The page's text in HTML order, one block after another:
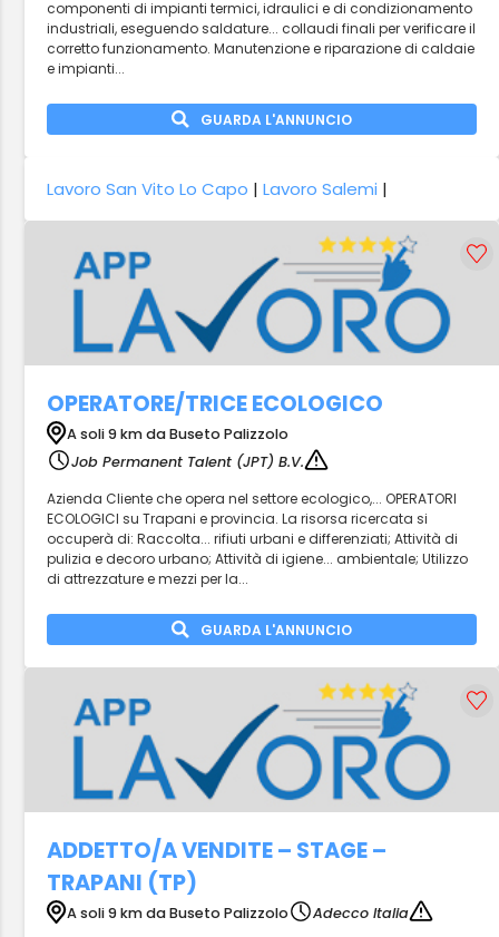
componenti di impianti termici, idraulici e di condizionamento
industriali, eseguendo saldature... collaudi finali per verificare il
corretto funzionamento. Manutenzione e riparazione di caldaie
e impianti...
GUARDA L'ANNUNCIO
Lavoro San Vito Lo Capo |Lavoro Salemi |
OPERATORE/TRICE ECOLOGICO
A soli 9 km da Buseto Palizzolo
Job Permanent Talent (JPT) B.V.
Azienda Cliente che opera nel settore ecologico,... OPERATORI
ECOLOGICI su Trapani e provincia. La risorsa ricercata si
occuperà di: Raccolta... rifiuti urbani e differenziati; Attività di
pulizia e decoro urbano; Attività di igiene... ambientale; Utilizzo
di attrezzature e mezzi per la...
GUARDA L'ANNUNCIO
ADDETTO/A VENDITE – STAGE –
TRAPANI (TP)
A soli 9 km da Buseto Palizzolo
Adecco Italia